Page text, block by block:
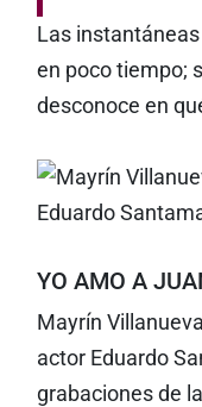
Las
en poco tiempo;
desconoce en
YO AMO A
Mayrín
actor Eduardo
grabaciones de